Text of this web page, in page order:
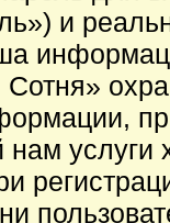
и
услуги